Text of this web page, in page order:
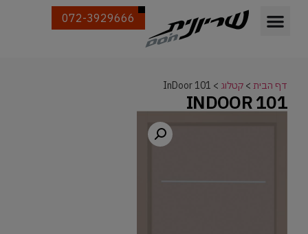
072-3929666
דף הבית > קטלוג >
InDoor 101
INDOOR 101